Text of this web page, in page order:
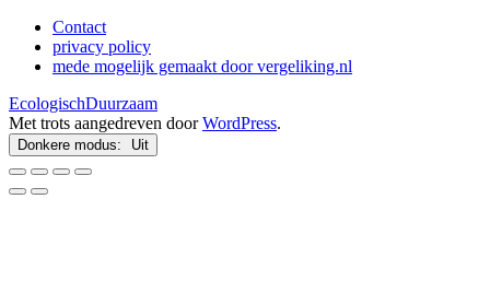
Contact
privacy policy
mede mogelijk gemaakt door vergeliking.nl
EcologischDuurzaam
Met trots aangedreven doorWordPress.
Donkere modus: